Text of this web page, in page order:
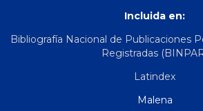
Incluida en:
Bibliografía Nacional de Publicaciones
Registradas
Latindex
Malena